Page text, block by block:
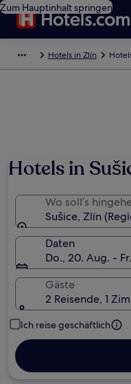
Zum Hauptinhalt springen
Hotels in Zlín
Hotels in
Wo soll’s
Sušice, Zlín
Daten
Do., 20. Aug. -
Gäste
2 Reisende, 1
Ich reise geschäftlich